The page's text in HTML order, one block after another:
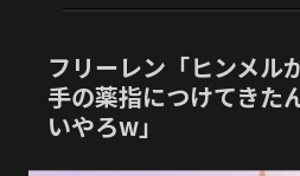
フリーレン「ヒンメル
手の薬指につけてきた
いやろw」